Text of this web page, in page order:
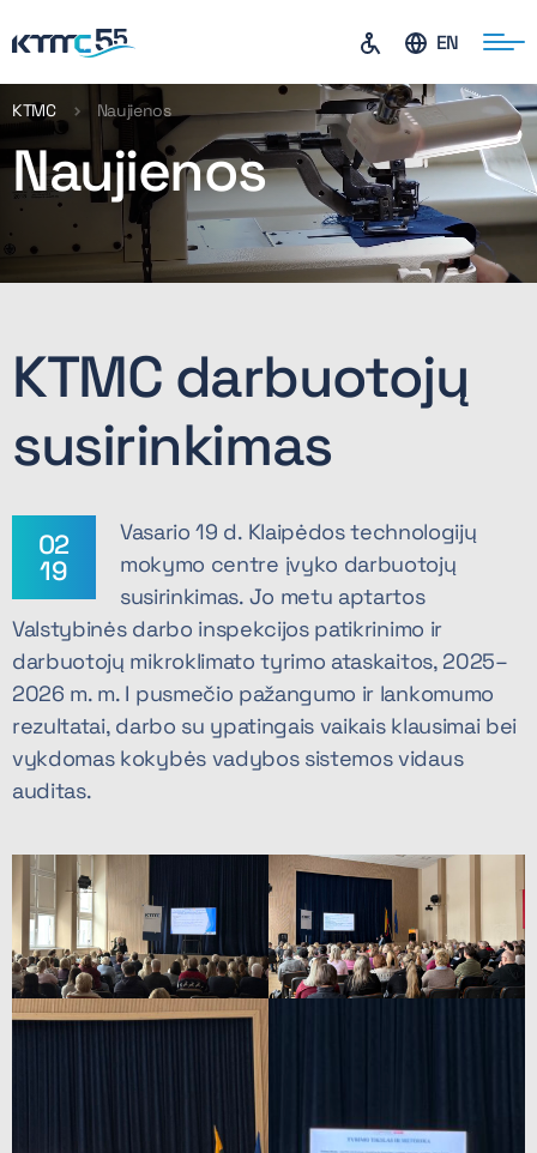
EN
KTMC Naujienos
Naujienos
KTMC darbuotojų
susirinkimas
02
19
Vasario 19 d. Klaipėdos technologijų
mokymo centre įvyko darbuotojų
susirinkimas. Jo metu aptartos
Valstybinės darbo inspekcijos patikrinimo ir
darbuotojų mikroklimato tyrimo ataskaitos, 2025–
2026 m. m. I pusmečio pažangumo ir lankomumo
rezultatai, darbo su ypatingais vaikais klausimai bei
vykdomas kokybės vadybos sistemos vidaus
auditas.